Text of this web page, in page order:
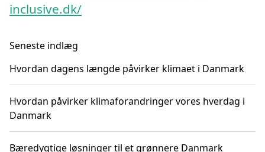
inclusive.dk/
Seneste indlæg
Hvordan dagens længde påvirker klimaet i Danmark
Hvordan påvirker klimaforandringer vores hverdag i
Danmark
Bæredygtige løsninger til et grønnere Danmark